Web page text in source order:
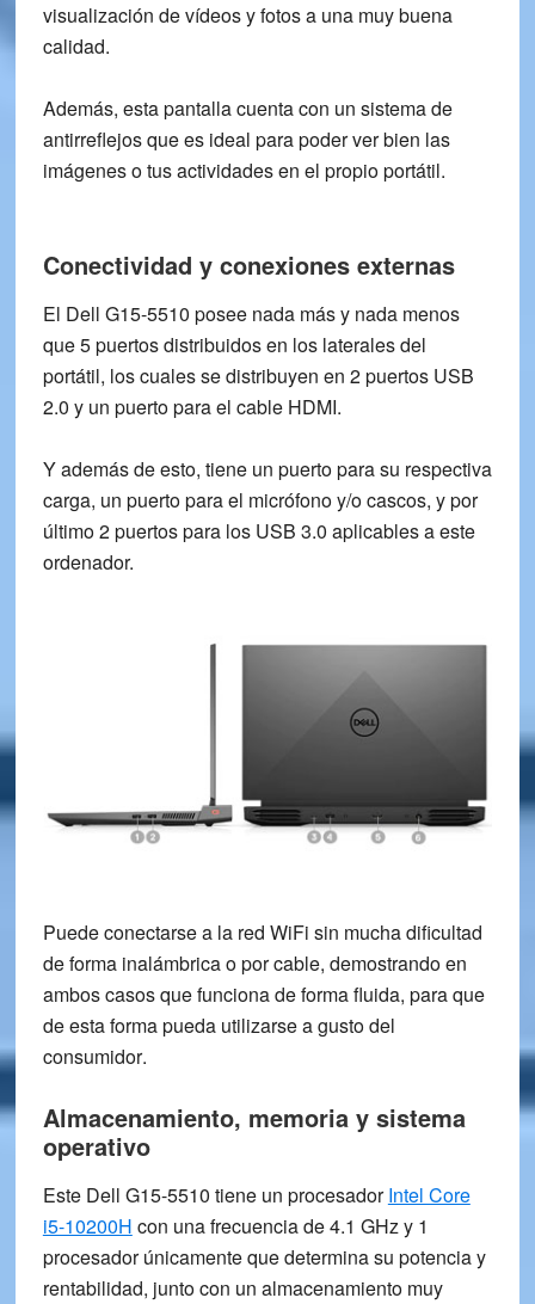
visualización de vídeos y fotos a una muy buena
calidad.
Además, esta pantalla cuenta con un sistema de
antirreflejosque es ideal para poder ver bien las
imágenes o tus actividades en el propio portátil.
Conectividad y conexiones externas
El Dell G15-5510 posee nada más y nada menos
que5 puertosdistribuidos en los laterales del
portátil, los cuales se distribuyen en 2 puertos USB
2.0 y un puerto para el cable HDMI.
Y además de esto, tiene un puerto para su respectiva
carga, un puerto para el micrófono y/o cascos, y por
último 2 puertos para los USB 3.0 aplicables a este
ordenador.
Puede conectarse a la red WiFi sin mucha dificultad
de forma inalámbrica o por cable, demostrando en
ambos casos que funciona de forma fluida, para que
de esta forma pueda utilizarsea gusto del
consumidor.
Almacenamiento, memoria y sistema
operativo
Este Dell G15-5510 tiene un procesadorIntel Core
i5-10200H con unafrecuencia de 4.1 GHzy 1
procesador únicamente que determina su potencia y
rentabilidad, junto con un almacenamiento muy